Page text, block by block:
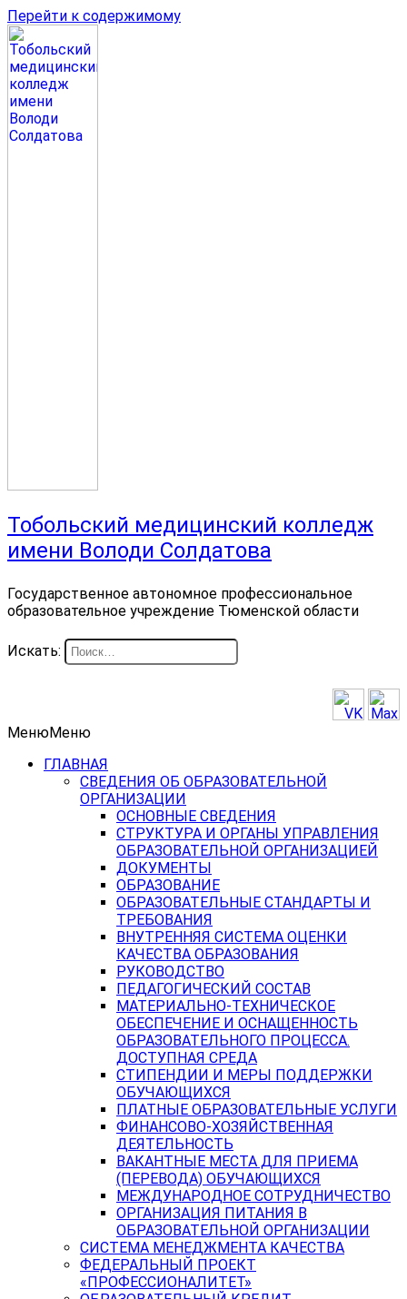
Перейти к содержимому
Тобольский медицинский колледж
имени Володи Солдатова
Государственное автономное профессиональное
образовательное учреждение Тюменской области
Искать:
МенюМеню
ГЛАВНАЯ
СВЕДЕНИЯ ОБ ОБРАЗОВАТЕЛЬНОЙ
ОРГАНИЗАЦИИ
ОСНОВНЫЕ СВЕДЕНИЯ
СТРУКТУРА И ОРГАНЫ УПРАВЛЕНИЯ
ОБРАЗОВАТЕЛЬНОЙ ОРГАНИЗАЦИЕЙ
ДОКУМЕНТЫ
ОБРАЗОВАНИЕ
ОБРАЗОВАТЕЛЬНЫЕ СТАНДАРТЫ И
ТРЕБОВАНИЯ
ВНУТРЕННЯЯ СИСТЕМА ОЦЕНКИ
КАЧЕСТВА ОБРАЗОВАНИЯ
РУКОВОДСТВО
ПЕДАГОГИЧЕСКИЙ СОСТАВ
МАТЕРИАЛЬНО-ТЕХНИЧЕСКОЕ
ОБЕСПЕЧЕНИЕ И ОСНАЩЕННОСТЬ
ОБРАЗОВАТЕЛЬНОГО ПРОЦЕССА.
ДОСТУПНАЯ СРЕДА
СТИПЕНДИИ И МЕРЫ ПОДДЕРЖКИ
ОБУЧАЮЩИХСЯ
ПЛАТНЫЕ ОБРАЗОВАТЕЛЬНЫЕ УСЛУГИ
ФИНАНСОВО-ХОЗЯЙСТВЕННАЯ
ДЕЯТЕЛЬНОСТЬ
ВАКАНТНЫЕ МЕСТА ДЛЯ ПРИЕМА
(ПЕРЕВОДА) ОБУЧАЮЩИХСЯ
МЕЖДУНАРОДНОЕ СОТРУДНИЧЕСТВО
ОРГАНИЗАЦИЯ ПИТАНИЯ В
ОБРАЗОВАТЕЛЬНОЙ ОРГАНИЗАЦИИ
СИСТЕМА МЕНЕДЖМЕНТА КАЧЕСТВА
ФЕДЕРАЛЬНЫЙ ПРОЕКТ
«ПРОФЕССИОНАЛИТЕТ»